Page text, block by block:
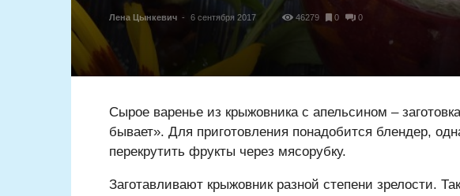
Лена Цынкевич - 6 сентября 2017 46279 0 0
Сырое варенье из крыжовника с апельсином –
бывает». Для приготовления понадобится блендер,
перекрутить фрукты через мясорубку.
Заготавливают крыжовник разной степени зрелости.